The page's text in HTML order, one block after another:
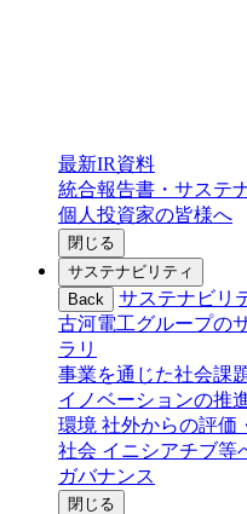
最新IR資料
統合報告書・サステ
個人投資家の皆様へ
閉じる
サステナビリティ
Back
サステナビリ
古河電工グループの
ラリ
事業を通じた社会課
イノベーションの推
環境 社外からの評価
社会 イニシアチブ等
ガバナンス
閉じる